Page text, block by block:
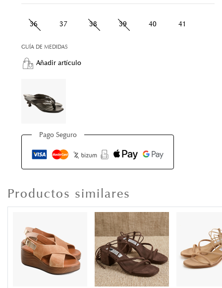
36 37 38 39 40 41
GUÍA DE MEDIDAS
Añadir artículo
Pago Seguro
Productos similares